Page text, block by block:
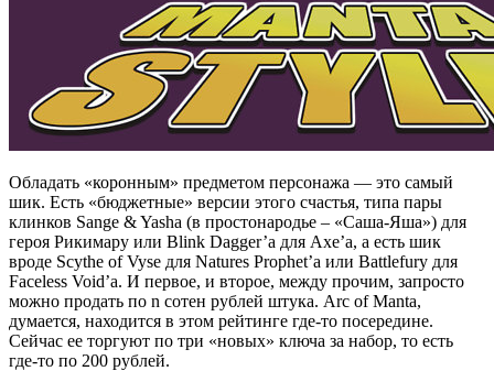
Обладать «коронным» предметом персонажа — это самый
шик. Есть «бюджетные» версии этого счастья, типа пары
клинков Sange & Yasha (в простонародье – «Саша-Яша») для
героя Рикимару или Blink Dagger’а для Axe’а, а есть шик
вроде Scythe of Vyse для Natures Prophet’а или Battlefury для
Faceless Void’а. И первое, и второе, между прочим, запросто
можно продать по n сотен рублей штука. Arc of Manta,
думается, находится в этом рейтинге где-то посередине.
Сейчас ее торгуют по три «новых» ключа за набор, то есть
где-то по 200 рублей.